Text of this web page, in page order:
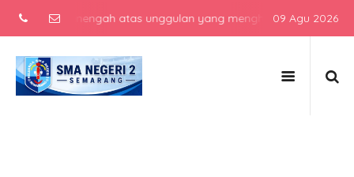
menengah atas unggulan yang menghasilkan lulusan
09 Agu 2026